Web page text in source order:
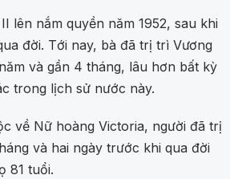
lên nắm quyền năm 1952, sau khi
đời. Tới nay, bà đã trị trì Vương
và gần 4 tháng, lâu hơn bất kỳ
trong lịch sử nước này.
về Nữ hoàng Victoria, người đã trị
và hai ngày trước khi qua đời
81 tuổi.